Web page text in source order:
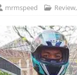
mrmspeed Review,